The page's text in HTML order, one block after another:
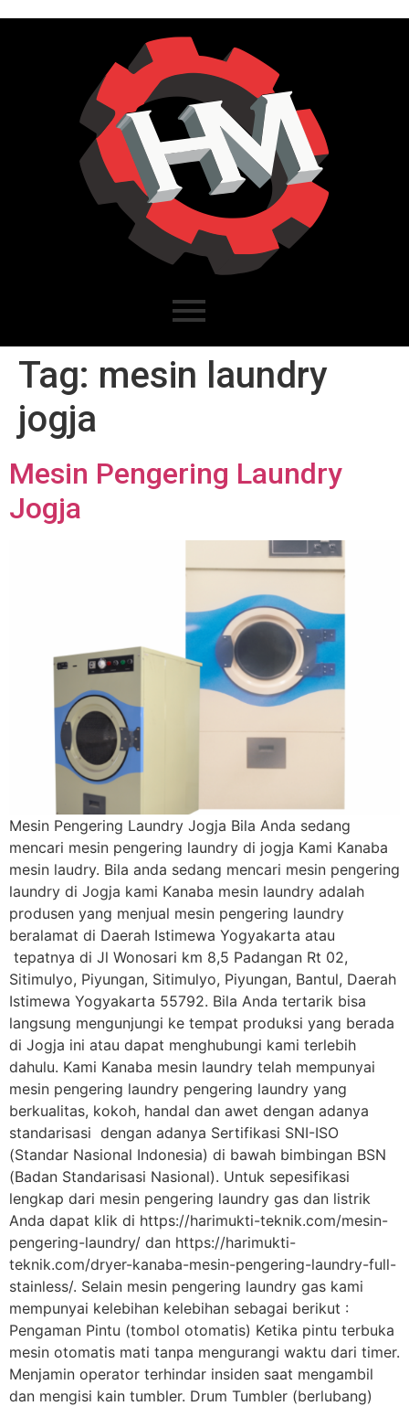
Tag: mesin laundry
jogja
Mesin Pengering Laundry
Jogja
Mesin Pengering Laundry Jogja Bila Anda sedang
mencari mesin pengering laundry di jogja Kami Kanaba
mesin laudry. Bila anda sedang mencari mesin pengering
laundry di Jogja kami Kanaba mesin laundry adalah
produsen yang menjual mesin pengering laundry
beralamat di Daerah Istimewa Yogyakarta atau
tepatnya di Jl Wonosari km 8,5 Padangan Rt 02,
Sitimulyo, Piyungan, Sitimulyo, Piyungan, Bantul, Daerah
Istimewa Yogyakarta 55792. Bila Anda tertarik bisa
langsung mengunjungi ke tempat produksi yang berada
di Jogja ini atau dapat menghubungi kami terlebih
dahulu. Kami Kanaba mesin laundry telah mempunyai
mesin pengering laundry pengering laundry yang
berkualitas, kokoh, handal dan awet dengan adanya
standarisasi dengan adanya Sertifikasi SNI-ISO
(Standar Nasional Indonesia) di bawah bimbingan BSN
(Badan Standarisasi Nasional). Untuk sepesifikasi
lengkap dari mesin pengering laundry gas dan listrik
Anda dapat klik di https://harimukti-teknik.com/mesin-
pengering-laundry/ dan https://harimukti-
teknik.com/dryer-kanaba-mesin-pengering-laundry-full-
stainless/. Selain mesin pengering laundry gas kami
mempunyai kelebihan kelebihan sebagai berikut :
Pengaman Pintu (tombol otomatis) Ketika pintu terbuka
mesin otomatis mati tanpa mengurangi waktu dari timer.
Menjamin operator terhindar insiden saat mengambil
dan mengisi kain tumbler. Drum Tumbler (berlubang)